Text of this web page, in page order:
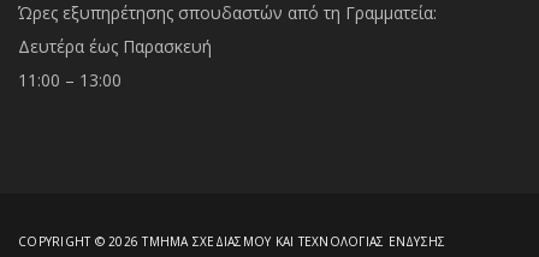
Ώρες εξυπηρέτησης σπουδαστών από τη Γραμματεία:
Δευτέρα έως Παρασκευή
11:00 – 13:00
COPYRIGHT © 2026 ΤΜΉΜΑ ΣΧΕΔΙΑΣΜΟΎ ΚΑΙ ΤΕΧΝΟΛΟΓΊΑΣ ΈΝΔΥΣΗΣ